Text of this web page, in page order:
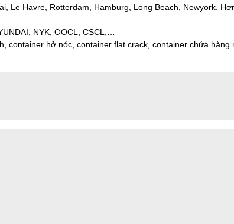
Le Havre, Rotterdam, Hamburg, Long Beach, Newyork.
NYK, OOCL, CSCL,…
container hở nóc, container flat crack, container chứa hàng